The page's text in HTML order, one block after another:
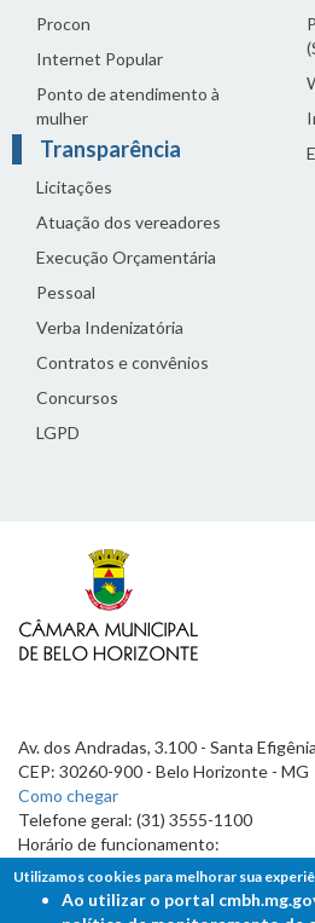
Procon
Internet Popular
Ponto de atendimento à
mulher
Transparência
Licitações
Atuação dos vereadores
Execução Orçamentária
Pessoal
Verba Indenizatória
Contratos e convênios
Concursos
LGPD
Av. dos Andradas, 3.100 - Santa Efigênia
CEP: 30260-900 - Belo Horizonte - MG
Como chegar
Telefone geral: (31) 3555-1100
Horário de funcionamento:
7h às 19h
Utilizamos cookies para melhorar sua
Ao utilizar o portal